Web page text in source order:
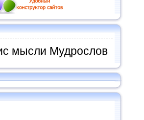
мысли Мудрослов